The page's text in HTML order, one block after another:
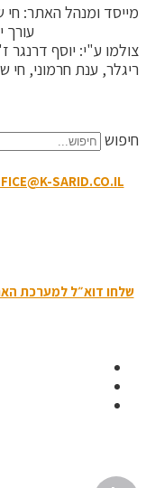
מייסד ומנהל האתר:
עורך
צולמו ע"י: יוסף דרנגר
ריגלר, ענת חרמוני, חי
חיפוש
SARID.CO.IL
שלחו דוא״ל למערכת